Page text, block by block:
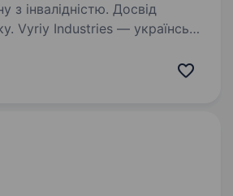
з інвалідністю. Досвід
автономні системи для